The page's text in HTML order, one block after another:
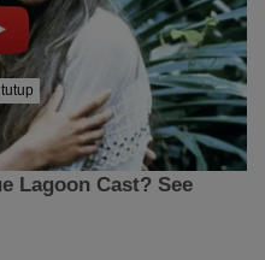
tutup